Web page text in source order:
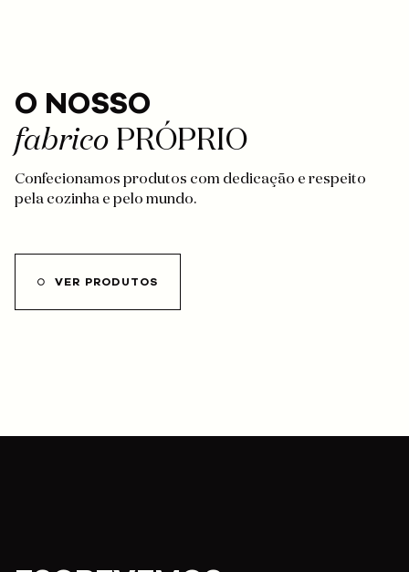
O NOSSO
fabrico PRÓPRIO
Confecionamos produtos com dedicação e respeito
pela cozinha e pelo mundo.
VER PRODUTOS